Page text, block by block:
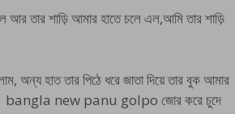
আর তার শাড়ি আমার হাতে চলে এল,আমি তার শাড়ি
অন্য হাত তার পিঠে ধরে জাতা দিয়ে তার বুক আমার
bangla new panu golpo জোর করে চুদে